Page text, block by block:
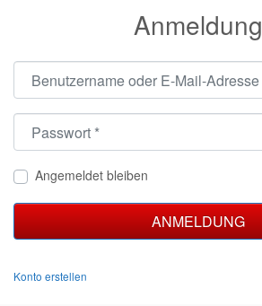
Anmeldung
Angemeldet bleiben
ANMELDUNG
Konto erstellen